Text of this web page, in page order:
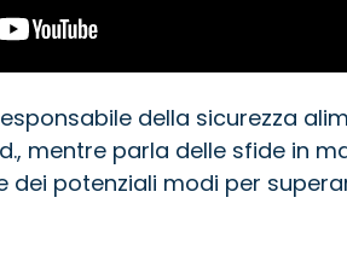
della sicurezza
mentre parla delle sfide in
dei potenziali modi per